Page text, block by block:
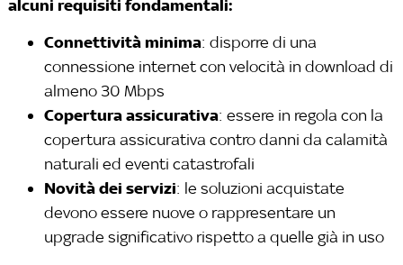
alcuni requisiti fondamentali:
Connettività minima: disporre di una
connessione internet con velocità in download di
almeno 30 Mbps
Copertura assicurativa: essere in regola con la
copertura assicurativa contro danni da calamità
naturali ed eventi catastrofali
Novità dei servizi: le soluzioni acquistate
devono essere nuove o rappresentare un
upgrade significativo rispetto a quelle già in uso